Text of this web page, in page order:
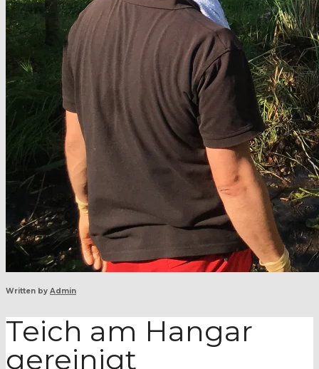
Written by Admin
Teich am Hangar
gereinigt